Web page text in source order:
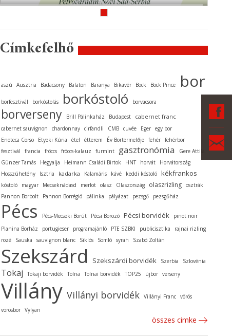
Címkefelhő
aszú Ausztria Badacsony Balaton Baranya Bikavér Bock Bock Pince bor
borfesztivál borkóstolás borkóstoló borvacsora
borverseny Brill Pálinkaház Budapest cabernet franc
cabernet sauvignon chardonnay cirfandli CMB cuvée Eger egy bor
Enoteca Corso
Etyeki Kúria étel étterem Év Bortermelője fehér fehérbor
fesztivál
francia fröccs fröccs-kalauz furmint gasztronómia
Gere Attila
Günzer Tamás
Hegyalja Heimann Családi Birtok HNT horvát
Horvátország
Hosszúhetény
Isztria kadarka Kalamáris kávé keddi kóstoló kékfrankos
kóstoló magyar Mecseknádasd merlot olasz Olaszország olaszrizling osztrák
Pannon Borbolt
Pannon Borrégió pálinka pályázat pezsgő pezsgőház
Pécs Pécs-Mecseki Borút Pécsi Borozó Pécsi borvidék
pinot noir
Planina Borház
portugieser programajánló PTE SZBKI publicisztika
rajnai rizling
rozé
Sauska sauvignon blanc Siklós Somló syrah Szabó Zoltán
Szekszárd Szekszárdi borvidék Szerbia Szlovénia
Tokaj Tokaji borvidék Tolna Tolnai borvidék TOP25 újbor verseny
Villány Villányi borvidék Villányi Franc vörös
vörösbor Vylyan
összes cimke